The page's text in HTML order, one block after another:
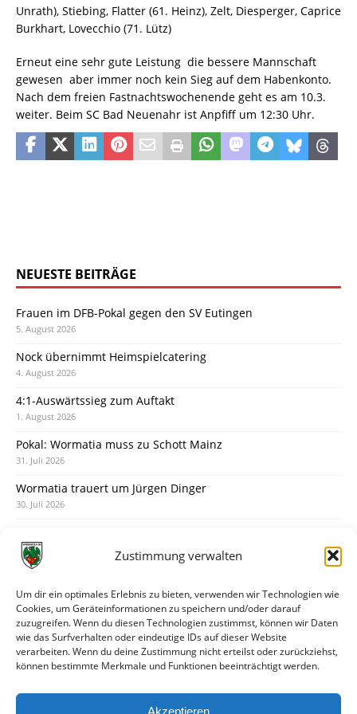
Zustimmung verwalten
Um dir ein optimales Erlebnis zu bieten, verwenden wir Technologien wie
Cookies, um Geräteinformationen zu speichern und/oder darauf
zuzugreifen. Wenn du diesen Technologien zustimmst, können wir Daten
wie das Surfverhalten oder eindeutige IDs auf dieser Website
verarbeiten. Wenn du deine Zustimmung nicht erteilst oder zurückziehst,
können bestimmte Merkmale und Funktionen beeinträchtigt werden.
Akzeptieren
Unrath), Stiebing, Flatter (61. Heinz), Zelt, Diesperger, Caprice
Burkhart, Lovecchio (71. Lütz)
Erneut eine sehr gute Leistung  die bessere Mannschaft
gewesen  aber immer noch kein Sieg auf dem Habenkonto.
Nach dem freien Fastnachtswochenende geht es am 10.3.
weiter. Beim SC Bad Neuenahr ist Anpfiff um 12:30 Uhr.
NEUESTE BEITRÄGE
Frauen im DFB-Pokal gegen den SV Eutingen
5. August 2026
Nock übernimmt Heimspielcatering
4. August 2026
4:1-Auswärtssieg zum Auftakt
1. August 2026
Pokal: Wormatia muss zu Schott Mainz
31. Juli 2026
Wormatia trauert um Jürgen Dinger
30. Juli 2026
28. Juli 2026
28. Juli 2026
Neue Podcast-Folge: So tickt Björn!
27. Juli 2026
Eindrücke vom Stadionfest
Unterhaltsamer Abschlusstest mit später Niederlage